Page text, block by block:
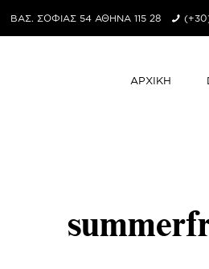
ΒΑΣ. ΣΟΦΙΑΣ 54 ΑΘΗΝΑ 115 28
ΑΡΧΙΚΗ